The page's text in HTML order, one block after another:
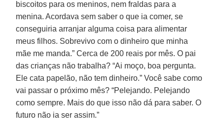
biscoitos para os meninos, nem fraldas para a
menina. Acordava sem saber o que ia comer, se
conseguiria arranjar alguma coisa para alimentar
meus filhos. Sobrevivo com o dinheiro que minha
mãe me manda.” Cerca de 200 reais por mês. O pai
das crianças não trabalha? “Ai moço, boa pergunta.
Ele cata papelão, não tem dinheiro.” Você sabe como
vai passar o próximo mês? “Pelejando. Pelejando
como sempre. Mais do que isso não dá para saber. O
futuro não ia ser assim.”